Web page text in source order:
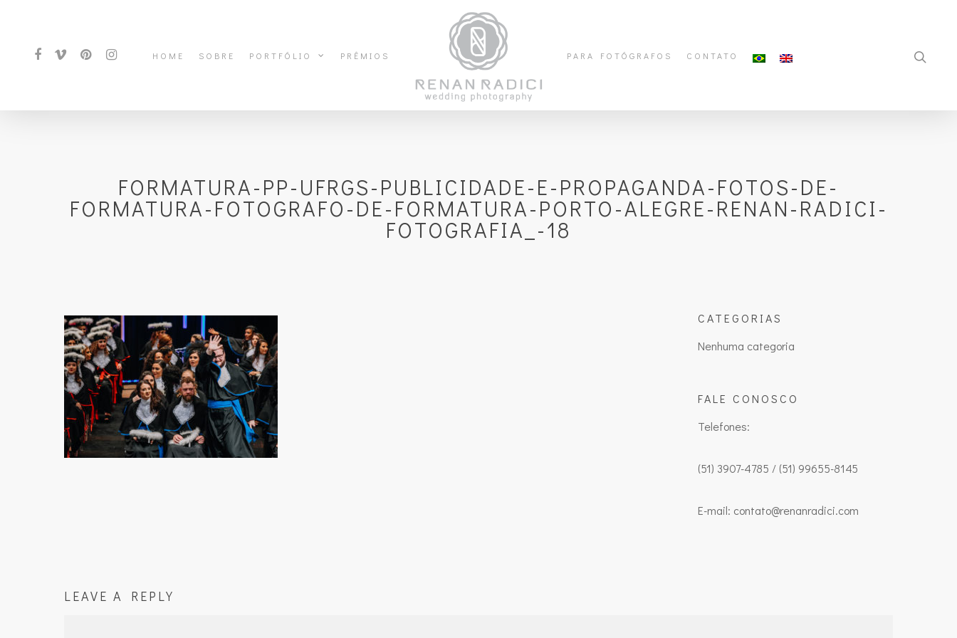
HOME SOBRE PORTFÓLIO PRÊMIOS PARA FOTÓGRAFOS CONTATO
FORMATURA-PP-UFRGS-PUBLICIDADE-E-PROPAGANDA-FOTOS-DE-
FORMATURA-FOTOGRAFO-DE-FORMATURA-PORTO-ALEGRE-RENAN-RADICI-
FOTOGRAFIA_-18
CATEGORIAS
Nenhuma categoria
FALE CONOSCO
Telefones:
(51) 3907-4785 / (51) 99655-8145
E-mail: contato@renanradici.com
LEAVE A REPLY